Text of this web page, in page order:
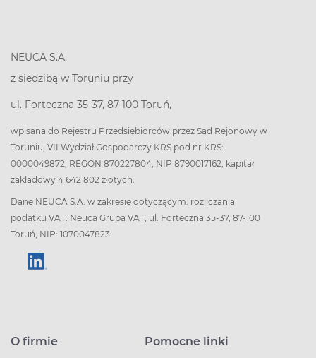
NEUCA S.A.
z siedzibą w Toruniu przy
ul. Forteczna 35-37, 87-100 Toruń,
wpisana do Rejestru Przedsiębiorców przez Sąd Rejonowy w
Toruniu, VII Wydział Gospodarczy KRS pod nr KRS:
0000049872, REGON 870227804, NIP 8790017162, kapitał
zakładowy 4 642 802 złotych.
Dane NEUCA S.A. w zakresie dotyczącym: rozliczania
podatku VAT: Neuca Grupa VAT, ul. Forteczna 35-37, 87-100
Toruń, NIP: 1070047823
O firmie Pomocne linki